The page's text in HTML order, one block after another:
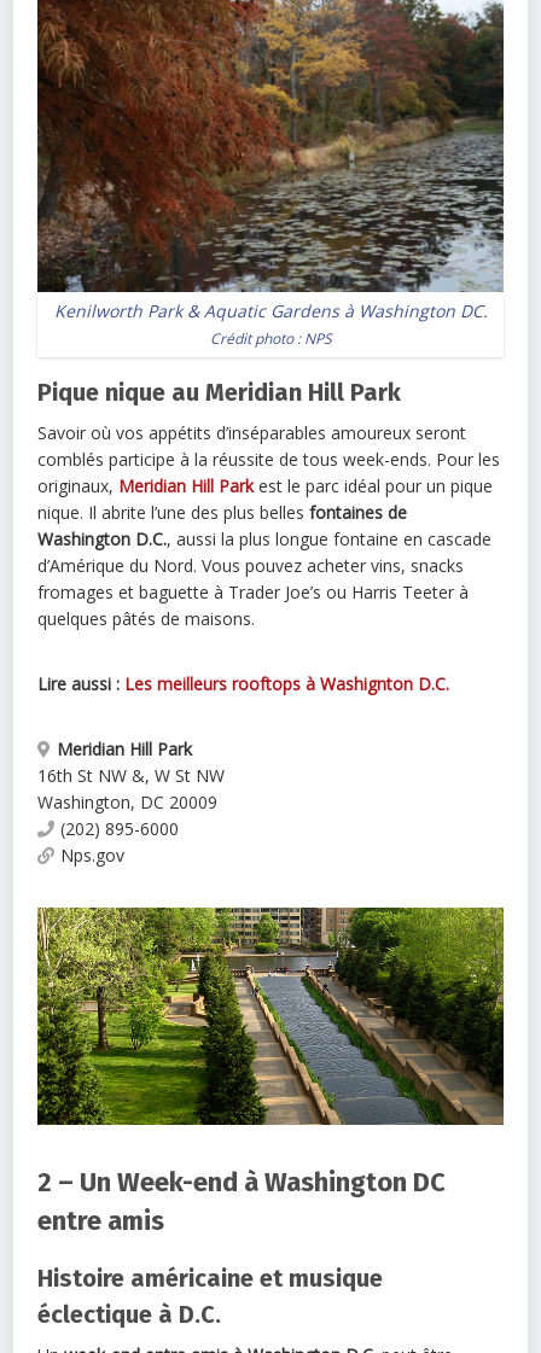
Kenilworth Park & Aquatic Gardens à Washington DC.
Crédit photo : NPS
Pique nique au Meridian Hill Park
Savoir où vos appétits d’inséparables amoureux seront
comblés participe à la réussite de tous week-ends. Pour les
originaux, Meridian Hill Park est le parc idéal pour un pique
nique. Il abrite l’une des plus belles fontaines de
Washington D.C., aussi la plus longue fontaine en cascade
d’Amérique du Nord. Vous pouvez acheter vins, snacks
fromages et baguette à Trader Joe’s ou Harris Teeter à
quelques pâtés de maisons.
Lire aussi : Les meilleurs rooftops à Washignton D.C.
Meridian Hill Park
16th St NW &, W St NW
Washington, DC 20009
(202) 895-6000
Nps.gov
2 – Un Week-end à Washington DC
entre amis
Histoire américaine et musique
éclectique à D.C.